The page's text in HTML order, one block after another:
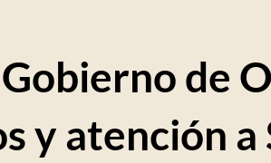
de
y atención